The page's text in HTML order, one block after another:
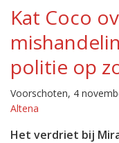
Kat Coco
politie op
Voorschoten, 4
Altena
Het verdriet bij